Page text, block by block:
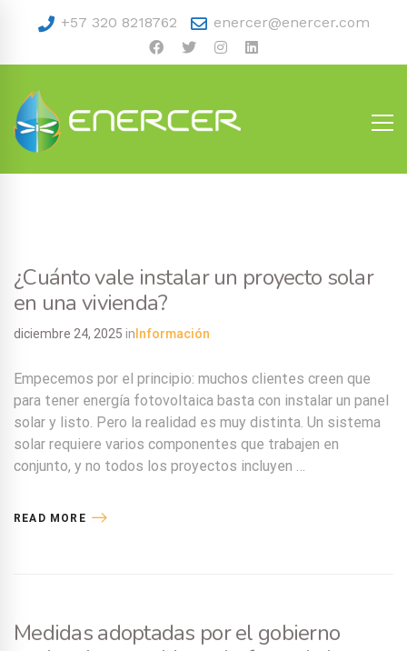
+57 320 8218762 enercer@enercer.com
¿Cuánto vale instalar un proyecto solar
en una vivienda?
diciembre 24, 2025 in Información
Empecemos por el principio: muchos clientes creen que
para tener energía fotovoltaica basta con instalar un panel
solar y listo. Pero la realidad es muy distinta. Un sistema
solar requiere varios componentes que trabajen en
conjunto, y no todos los proyectos incluyen …
READ MORE
Medidas adoptadas por el gobierno